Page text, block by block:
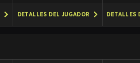
DETALLES DEL JUGADOR DETALLES